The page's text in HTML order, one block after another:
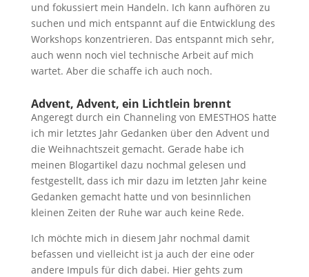
und fokussiert mein Handeln. Ich kann aufhören zu
suchen und mich entspannt auf die Entwicklung des
Workshops konzentrieren. Das entspannt mich sehr,
auch wenn noch viel technische Arbeit auf mich
wartet. Aber die schaffe ich auch noch.
Advent, Advent, ein Lichtlein brennt
Angeregt durch ein Channeling von EMESTHOS hatte
ich mir letztes Jahr Gedanken über den Advent und
die Weihnachtszeit gemacht. Gerade habe ich
meinen Blogartikel dazu nochmal gelesen und
festgestellt, dass ich mir dazu im letzten Jahr keine
Gedanken gemacht hatte und von besinnlichen
kleinen Zeiten der Ruhe war auch keine Rede.
Ich möchte mich in diesem Jahr nochmal damit
befassen und vielleicht ist ja auch der eine oder
andere Impuls für dich dabei. Hier gehts zum